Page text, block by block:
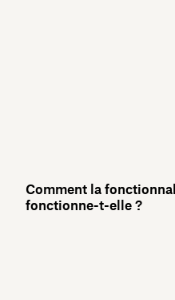
Comment la
fonctionne-t-elle ?